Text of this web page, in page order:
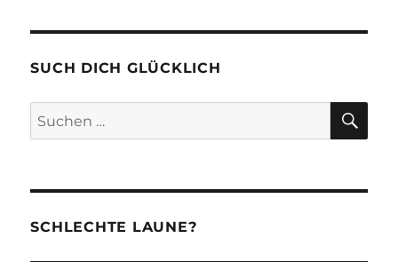
SUCH DICH GLÜCKLICH
Suchen
nach:
SCHLECHTE LAUNE?